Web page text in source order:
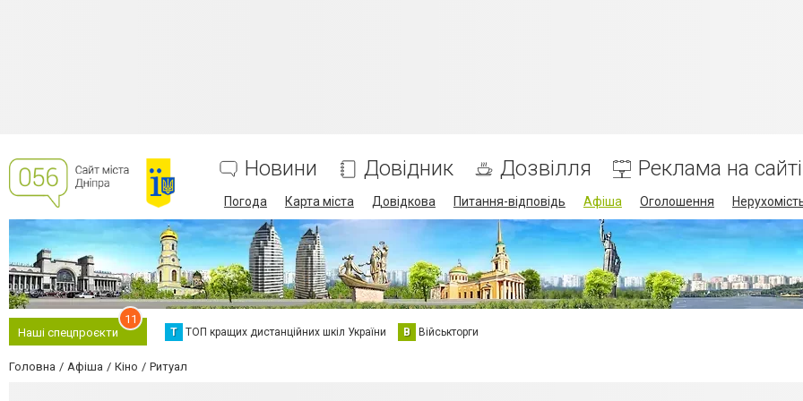
Новини Довідник Дозвілля Реклама на сайті
Погода Карта міста Довідкова Питання-відповідь Афіша Оголошення
Наші спецпроєкти
11
Т ТОП кращих дистанційних шкіл України В Військторги
Головна Афіша Кіно Ритуал